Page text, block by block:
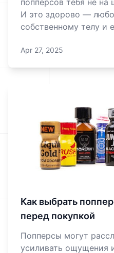
И это здорово —
собственному телу и
договоримся: мы не
Apr 27, 2025
Как выбрать
перед покупкой
Попперсы могут
усиливать ощущения